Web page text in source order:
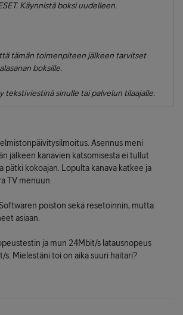
Käynnistä boksi uudelleen.
tämän toimenpiteen jälkeen tarvitset
boksille.
tekstiviestinä sinulle tai palvelun tilaajalle.
Asennus meni
jälkeen kanavien katsomisesta ei tullut
pätki kokoajan. Lopulta kanava katkee ja
TV menuun.
poiston sekä resetoinnin, mutta
asiaan.
ja mun 24Mbit/s latausnopeus
s. Mielestäni toi on aika suuri haitari?